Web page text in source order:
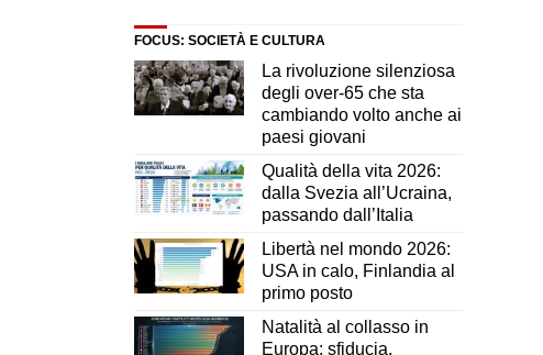
FOCUS: SOCIETÀ E CULTURA
La rivoluzione silenziosa
degli over-65 che sta
cambiando volto anche ai
paesi giovani
Qualità della vita 2026:
dalla Svezia all’Ucraina,
passando dall’Italia
Libertà nel mondo 2026:
USA in calo, Finlandia al
primo posto
Natalità al collasso in
Europa: sfiducia,